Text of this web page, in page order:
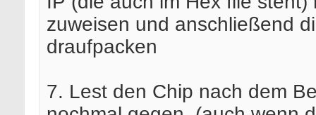
zuweisen und anschließend
draufpacken
7. Lest den Chip nach dem